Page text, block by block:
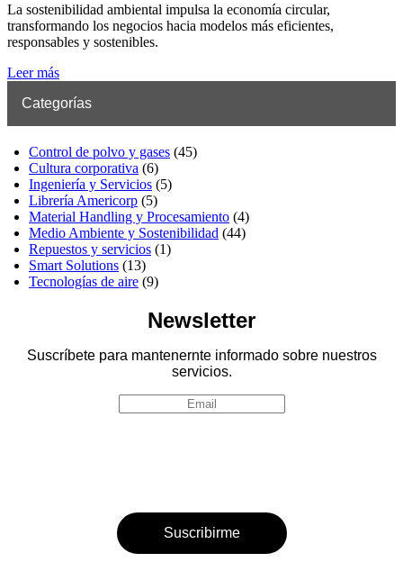
La sostenibilidad ambiental impulsa la economía circular,
transformando los negocios hacia modelos más eficientes,
responsables y sostenibles.
Leer más
Categorías
Control de polvo y gases (45)
Cultura corporativa (6)
Ingeniería y Servicios (5)
Librería Americorp (5)
Material Handling y Procesamiento (4)
Medio Ambiente y Sostenibilidad (44)
Repuestos y servicios (1)
Smart Solutions (13)
Tecnologías de aire (9)
Newsletter
Suscríbete para mantenernte informado sobre nuestros
servicios.